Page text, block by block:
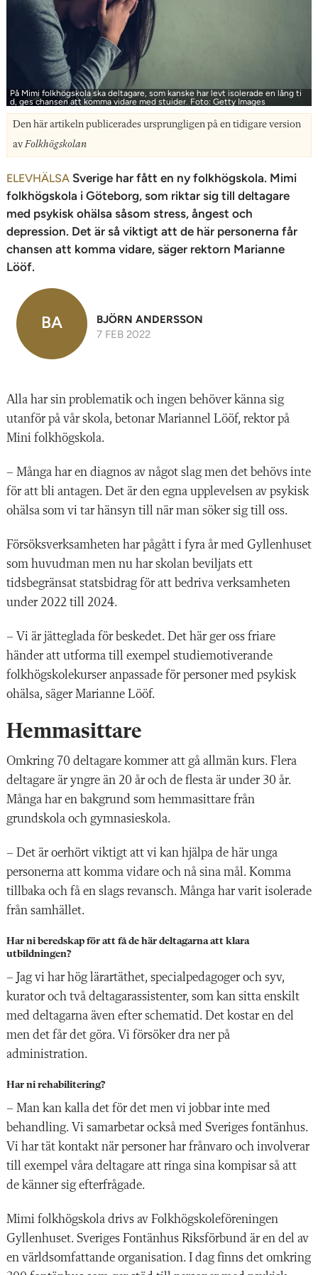
På Mimi folkhögskola ska deltagare, som kanske har levt isolerade en lång ti
d, ges chansen att komma vidare med stuider. Foto: Getty Images
Den här artikeln publicerades ursprungligen på en tidigare version
avFolkhögskolan
ELEVHÄLSA Sverige har fått en ny folkhögskola. Mimi
folkhögskola i Göteborg, som riktar sig till deltagare
med psykisk ohälsa såsom stress, ångest och
depression. Det är så viktigt att de här personerna får
chansen att komma vidare, säger rektorn Marianne
Lööf.
BA
BJÖRN ANDERSSON
7 FEB 2022
Alla har sin problematik och ingen behöver känna sig
utanför på vår skola, betonar Mariannel Lööf, rektor på
Mini folkhögskola.
– Många har en diagnos av något slag men det behövs inte
för att bli antagen. Det är den egna upplevelsen av psykisk
ohälsa som vi tar hänsyn till när man söker sig till oss.
Försöksverksamheten har pågått i fyra år med Gyllenhuset
som huvudman men nu har skolan beviljats ett
tidsbegränsat statsbidrag för att bedriva verksamheten
under 2022 till 2024.
– Vi är jätteglada för beskedet. Det här ger oss friare
händer att utforma till exempel studiemotiverande
folkhögskolekurser anpassade för personer med psykisk
ohälsa, säger Marianne Lööf.
Hemmasittare
Omkring 70 deltagare kommer att gå allmän kurs. Flera
deltagare är yngre än 20 år och de flesta är under 30 år.
Många har en bakgrund som hemmasittare från
grundskola och gymnasieskola.
– Det är oerhört viktigt att vi kan hjälpa de här unga
personerna att komma vidare och nå sina mål. Komma
tillbaka och få en slags revansch. Många har varit isolerade
från samhället.
Har ni beredskap för att få de här deltagarna att klara
utbildningen?
– Jag vi har hög lärartäthet, specialpedagoger och syv,
kurator och två deltagarassistenter, som kan sitta enskilt
med deltagarna även efter schematid. Det kostar en del
men det får det göra. Vi försöker dra ner på
administration.
Har ni rehabilitering?
– Man kan kalla det för det men vi jobbar inte med
behandling. Vi samarbetar också med Sveriges fontänhus.
Vi har tät kontakt när personer har frånvaro och involverar
till exempel våra deltagare att ringa sina kompisar så att
de känner sig efterfrågade.
Mimi folkhögskola drivs av Folkhögskoleföreningen
Gyllenhuset. Sveriges Fontänhus Riksförbund är en del av
en världsomfattande organisation. I dag finns det omkring